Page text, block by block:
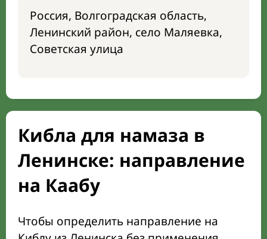
Россия, Волгоградская область,
Ленинский район, село Маляевка,
Советская улица
Кибла для намаза в
Ленинске: направление
на Каабу
Чтобы определить направление на